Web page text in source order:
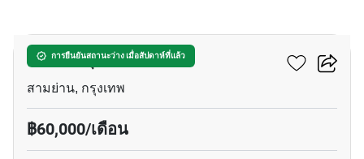
การยืนยันสถานะว่าง เมื่อสัปดาห์ที่แล้ว
แอชตัน จุฬา - สีลม
สามย่าน, กรุงเทพ
฿60,000/เดือน